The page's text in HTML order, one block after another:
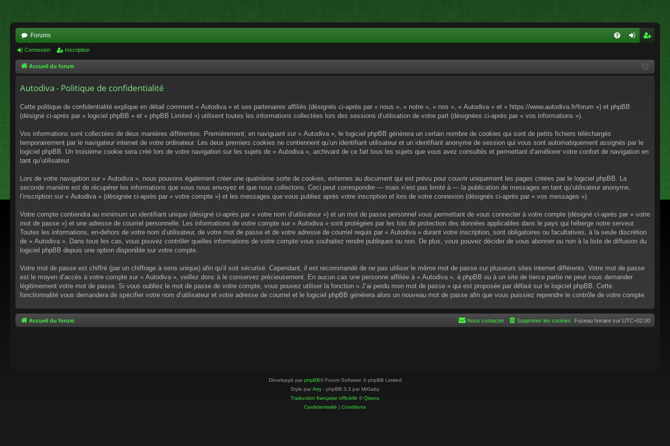
Forums
cri
Connexion Inscription
Accueil du forum
Autodiva - Politique de confidentialité
Cette politique de confidentialité explique en détail comment « Autodiva » et ses partenaires affiliés (désignés ci-après par « nous », « notre », « nos », « Autodiva » et « https://www.autodiva.fr/forum ») et phpBB
(désigné ci-après par « logiciel phpBB » et « phpBB Limited ») utilisent toutes les informations collectées lors des sessions d’utilisation de votre part (désignées ci-après par « vos informations »).
Vos informations sont collectées de deux manières différentes. Premièrement, en naviguant sur « Autodiva », le logiciel phpBB génèrera un certain nombre de cookies qui sont de petits fichiers téléchargés
temporairement par le navigateur internet de votre ordinateur. Les deux premiers cookies ne contiennent qu’un identifiant utilisateur et un identifiant anonyme de session qui vous sont automatiquement assignés par le
logiciel phpBB. Un troisième cookie sera créé lors de votre navigation sur les sujets de « Autodiva », archivant de ce fait tous les sujets que vous avez consultés et permettant d’améliorer votre confort de navigation en
tant qu’utilisateur.
Lors de votre navigation sur « Autodiva », nous pouvons également créer une quatrième sorte de cookies, externes au document qui est prévu pour couvrir uniquement les pages créées par le logiciel phpBB. La
seconde manière est de récupérer les informations que vous nous envoyez et que nous collectons. Ceci peut correspondre — mais n’est pas limité à — la publication de messages en tant qu’utilisateur anonyme,
l’inscription sur « Autodiva » (désignée ci-après par « votre compte ») et les messages que vous publiez après votre inscription et lors de votre connexion (désignés ci-après par « vos messages »).
Votre compte contiendra au minimum un identifiant unique (désigné ci-après par « votre nom d’utilisateur ») et un mot de passe personnel vous permettant de vous connecter à votre compte (désigné ci-après par « votre
mot de passe ») et une adresse de courriel personnelle. Les informations de votre compte sur « Autodiva » sont protégées par les lois de protection des données applicables dans le pays qui héberge notre serveur.
Toutes les informations, en-dehors de votre nom d’utilisateur, de votre mot de passe et de votre adresse de courriel requis par « Autodiva » durant votre inscription, sont obligatoires ou facultatives, à la seule discrétion
de « Autodiva ». Dans tous les cas, vous pouvez contrôler quelles informations de votre compte vous souhaitez rendre publiques ou non. De plus, vous pouvez décider de vous abonner ou non à la liste de diffusion du
logiciel phpBB depuis une option disponible sur votre compte.
Votre mot de passe est chiffré (par un chiffrage à sens unique) afin qu’il soit sécurisé. Cependant, il est recommandé de ne pas utiliser le même mot de passe sur plusieurs sites internet différents. Votre mot de passe
est le moyen d’accès à votre compte sur « Autodiva », veillez donc à le conservez précieusement. En aucun cas une personne affiliée à « Autodiva », à phpBB ou à un site de tierce partie ne peut vous demander
légitimement votre mot de passe. Si vous oubliez le mot de passe de votre compte, vous pouvez utiliser la fonction « J’ai perdu mon mot de passe » qui est proposée par défaut sur le logiciel phpBB. Cette
fonctionnalité vous demandera de spécifier votre nom d’utilisateur et votre adresse de courriel et le logiciel phpBB générera alors un nouveau mot de passe afin que vous puissiez reprendre le contrôle de votre compte.
Accueil du forum Fuseau horaire sur UTC+02:00
Supprimer les cookies
Nous contacter
Développé par phpBB® Forum Software © phpBB Limited
Style par Arty - phpBB 3.3 par MrGaby
Traduction française officielle ©Qiaeru
Confidentialité | Conditions